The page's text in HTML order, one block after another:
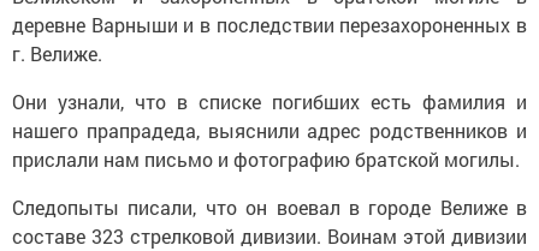
деревне Варныши и в последствии перезахороненных в
г. Велиже.
Они узнали, что в списке погибших есть фамилия и
нашего прапрадеда, выяснили адрес родственников и
прислали нам письмо и фотографию братской могилы.
Следопыты писали, что он воевал в городе Велиже в
составе 323 стрелковой дивизии. Воинам этой дивизии